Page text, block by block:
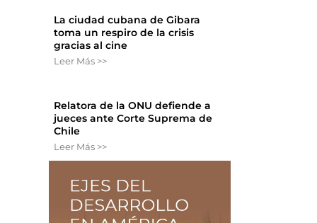
La ciudad cubana de Gibara
toma un respiro de la crisis
gracias al cine
Leer Más >>
Relatora de la ONU defiende a
jueces ante Corte Suprema de
Chile
Leer Más >>